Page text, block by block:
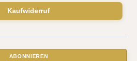
Kaufwiderruf